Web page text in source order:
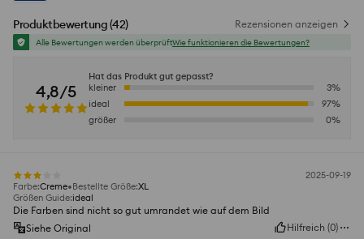
Produktbewertung(42) Rezensionen anzeigen
Alle Bewertungen werden überprüftWie funktionieren die Bewertungen?
4,8/5
Hat das Produkt gut gepasst?
kleiner
3%
ideal
97%
größer
0%
2025-09-19
Farbe:Creme Bestellte Größe:XL
Größen Guide:ideal
Die Farben sind nicht so gut umrandet wie auf dem Bild
Siehe Original
Hilfreich (0)